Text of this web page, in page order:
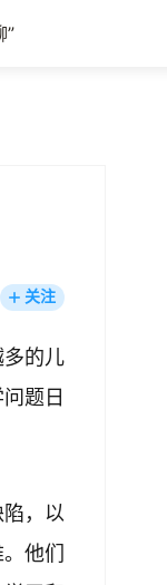
”
关注
的儿
题日
，以
他们